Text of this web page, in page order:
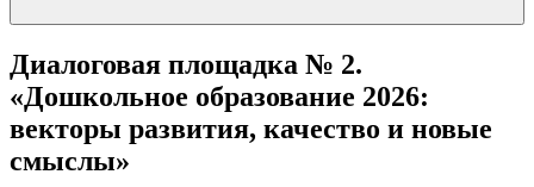
Диалоговая площадка № 2.
«Дошкольное образование 2026:
векторы развития, качество и новые
смыслы»